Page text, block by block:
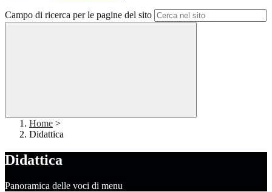
Campo di ricerca per le pagine del sito
Home >
Didattica
Didattica
Panoramica delle voci di menu